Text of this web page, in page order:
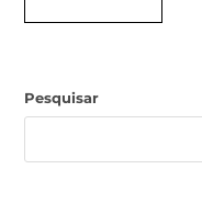
Pesquisar